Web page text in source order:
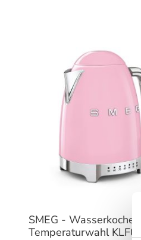
SMEG - Wasserkocher
Temperaturwahl KLF04